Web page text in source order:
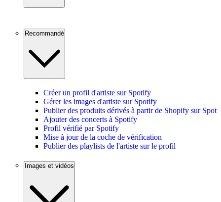
Recommandé
Créer un profil d'artiste sur Spotify
Gérer les images d'artiste sur Spotify
Publier des produits dérivés à partir de Shopify sur
Ajouter des concerts à Spotify
Profil vérifié par Spotify
Mise à jour de la coche de vérification
Publier des playlists de l'artiste sur le profil
Images et vidéos